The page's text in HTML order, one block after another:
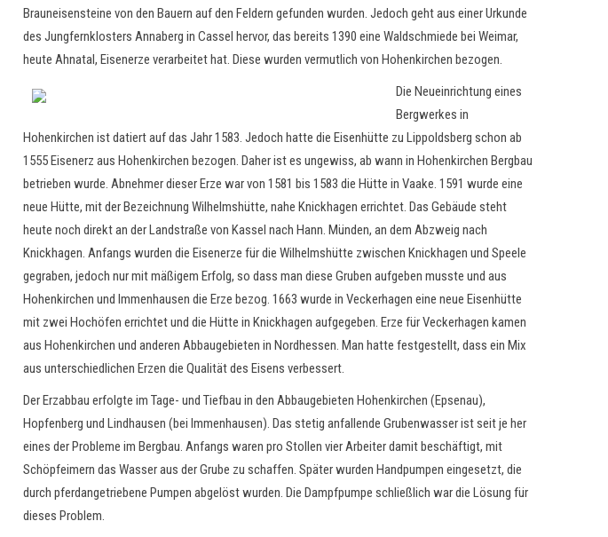
Brauneisensteine von den Bauern auf den Feldern gefunden wurden. Jedoch geht aus einer Urkunde
des Jungfernklosters Annaberg in Cassel hervor, das bereits 1390 eine Waldschmiede bei Weimar,
heute Ahnatal, Eisenerze verarbeitet hat. Diese wurden vermutlich von Hohenkirchen bezogen.
Die Neueinrichtung eines
Bergwerkes in
Hohenkirchen ist datiert auf das Jahr 1583. Jedoch hatte die Eisenhütte zu Lippoldsberg schon ab
1555 Eisenerz aus Hohenkirchen bezogen. Daher ist es ungewiss, ab wann in Hohenkirchen Bergbau
betrieben wurde. Abnehmer dieser Erze war von 1581 bis 1583 die Hütte in Vaake. 1591 wurde eine
neue Hütte, mit der Bezeichnung Wilhelmshütte, nahe Knickhagen errichtet. Das Gebäude steht
heute noch direkt an der Landstraße von Kassel nach Hann. Münden, an dem Abzweig nach
Knickhagen. Anfangs wurden die Eisenerze für die Wilhelmshütte zwischen Knickhagen und Speele
gegraben, jedoch nur mit mäßigem Erfolg, so dass man diese Gruben aufgeben musste und aus
Hohenkirchen und Immenhausen die Erze bezog. 1663 wurde in Veckerhagen eine neue Eisenhütte
mit zwei Hochöfen errichtet und die Hütte in Knickhagen aufgegeben. Erze für Veckerhagen kamen
aus Hohenkirchen und anderen Abbaugebieten in Nordhessen. Man hatte festgestellt, dass ein Mix
aus unterschiedlichen Erzen die Qualität des Eisens verbessert.
Der Erzabbau erfolgte im Tage- und Tiefbau in den Abbaugebieten Hohenkirchen (Epsenau),
Hopfenberg und Lindhausen (bei Immenhausen). Das stetig anfallende Grubenwasser ist seit je her
eines der Probleme im Bergbau. Anfangs waren pro Stollen vier Arbeiter damit beschäftigt, mit
Schöpfeimern das Wasser aus der Grube zu schaffen. Später wurden Handpumpen eingesetzt, die
durch pferdangetriebene Pumpen abgelöst wurden. Die Dampfpumpe schließlich war die Lösung für
dieses Problem.